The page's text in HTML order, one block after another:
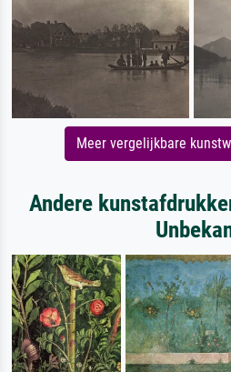
Meer vergelijkbare
Andere